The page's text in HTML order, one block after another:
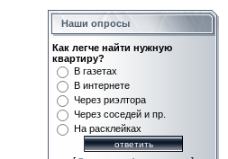
Наши опросы
Как легче найти нужную
квартиру?
В газетах
В интернете
Через риэлтора
Через соседей и пр.
На расклейках